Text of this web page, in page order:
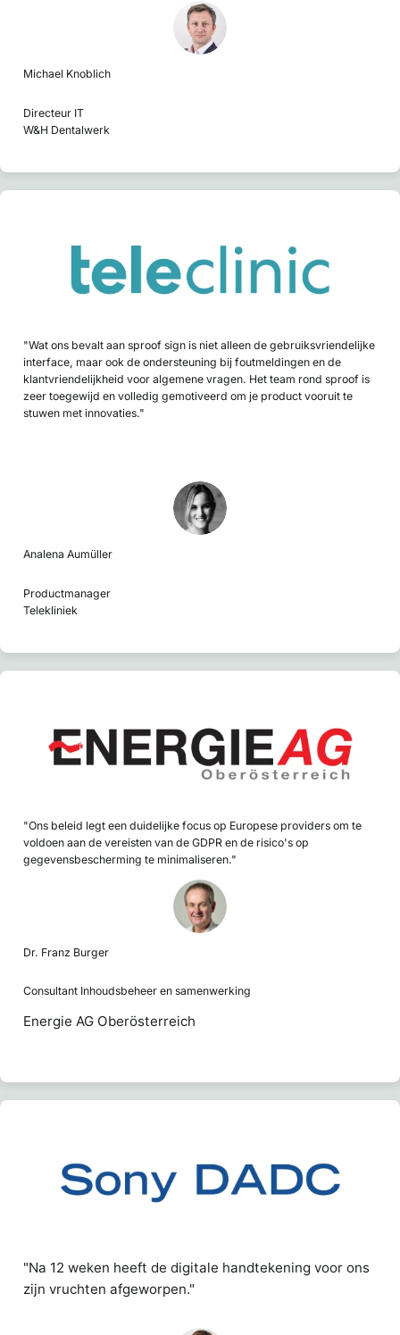
Michael Knoblich
Directeur IT
W&H Dentalwerk
"Wat ons bevalt aan sproof sign is niet alleen de gebruiksvriendelijke
interface, maar ook de ondersteuning bij foutmeldingen en de
klantvriendelijkheid voor algemene vragen. Het team rond sproof is
zeer toegewijd en volledig gemotiveerd om je product vooruit te
stuwen met innovaties."
Analena Aumüller
Productmanager
Telekliniek
"Ons beleid legt een duidelijke focus op Europese providers om te
voldoen aan de vereisten van de GDPR en de risico's op
gegevensbescherming te minimaliseren."
Dr. Franz Burger
Consultant Inhoudsbeheer en samenwerking
Energie AG Oberösterreich
"Na 12 weken heeft de digitale handtekening voor ons
zijn vruchten afgeworpen."